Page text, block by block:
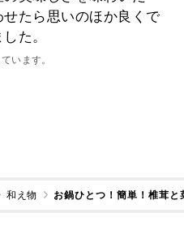
たら思いのほか良くで
た。
います。
和え物 お鍋ひとつ！簡単！椎茸と